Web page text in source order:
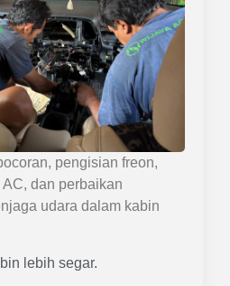
pengisian freon,
dan perbaikan
udara dalam kabin
lebih segar.